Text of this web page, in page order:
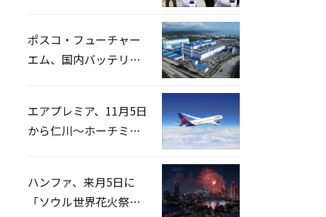
ポスコ・フューチャー
エム、国内バッテリー
エアプレミア、11月5日
から仁川〜ホーチミン
ハンファ、来月5日に
「ソウル世界花火祭り